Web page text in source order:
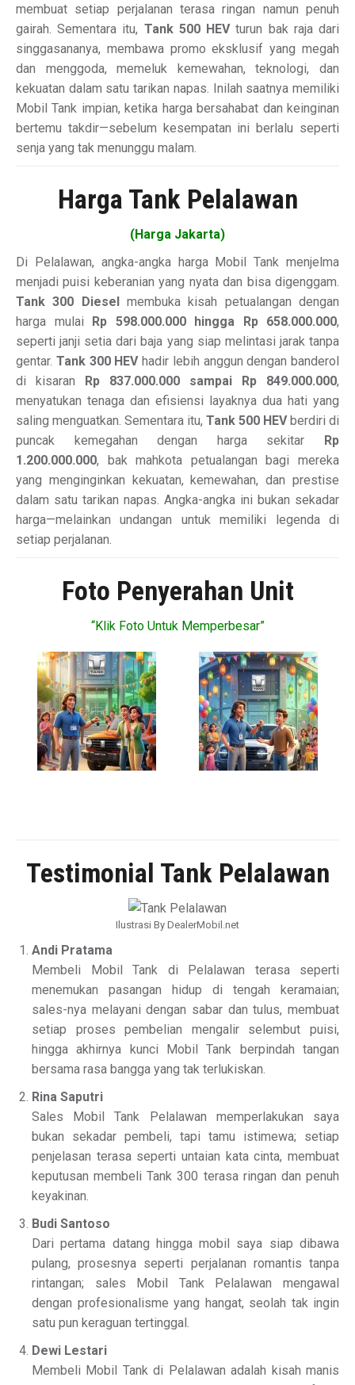
membuat setiap perjalanan terasa ringan namun penuh
gairah. Sementara itu, Tank 500 HEVturun bak raja dari
singgasananya, membawa promo eksklusif yang megah
dan menggoda, memeluk kemewahan, teknologi, dan
kekuatan dalam satu tarikan napas. Inilah saatnya memiliki
Mobil Tank impian, ketika harga bersahabat dan keinginan
bertemu takdir—sebelum kesempatan ini berlalu seperti
senja yang tak menunggu malam.
Harga Tank Pelalawan
(Harga Jakarta)
Di Pelalawan, angka-angka harga Mobil Tank menjelma
menjadi puisi keberanian yang nyata dan bisa digenggam.
Tank 300 Diesel
membuka kisah petualangan dengan
harga mulai
Rp 598.000.000 hingga Rp 658.000.000,
seperti janji setia dari baja yang siap melintasi jarak tanpa
gentar. Tank 300 HEVhadir lebih anggun dengan banderol
di kisaran
Rp 837.000.000 sampai Rp 849.000.000,
menyatukan tenaga dan efisiensi layaknya dua hati yang
saling menguatkan. Sementara itu, Tank 500 HEVberdiri di
puncak kemegahan dengan harga sekitar
Rp
1.200.000.000, bak mahkota petualangan bagi mereka
yang menginginkan kekuatan, kemewahan, dan prestise
dalam satu tarikan napas. Angka-angka ini bukan sekadar
harga—melainkan undangan untuk memiliki legenda di
setiap perjalanan.
Foto Penyerahan Unit
“Klik Foto Untuk Memperbesar”
Testimonial Tank Pelalawan
Ilustrasi By DealerMobil.net
Andi Pratama
Membeli Mobil Tank di Pelalawan terasa seperti
menemukan pasangan hidup di tengah keramaian;
sales-nya melayani dengan sabar dan tulus, membuat
setiap proses pembelian mengalir selembut puisi,
hingga akhirnya kunci Mobil Tank berpindah tangan
bersama rasa bangga yang tak terlukiskan.
Rina Saputri
Sales Mobil Tank Pelalawan memperlakukan saya
bukan sekadar pembeli, tapi tamu istimewa; setiap
penjelasan terasa seperti untaian kata cinta, membuat
keputusan membeli Tank 300 terasa ringan dan penuh
keyakinan.
Budi Santoso
Dari pertama datang hingga mobil saya siap dibawa
pulang, prosesnya seperti perjalanan romantis tanpa
rintangan; sales Mobil Tank Pelalawan mengawal
dengan profesionalisme yang hangat, seolah tak ingin
satu pun keraguan tertinggal.
Dewi Lestari
Membeli Mobil Tank di Pelalawan adalah kisah manis